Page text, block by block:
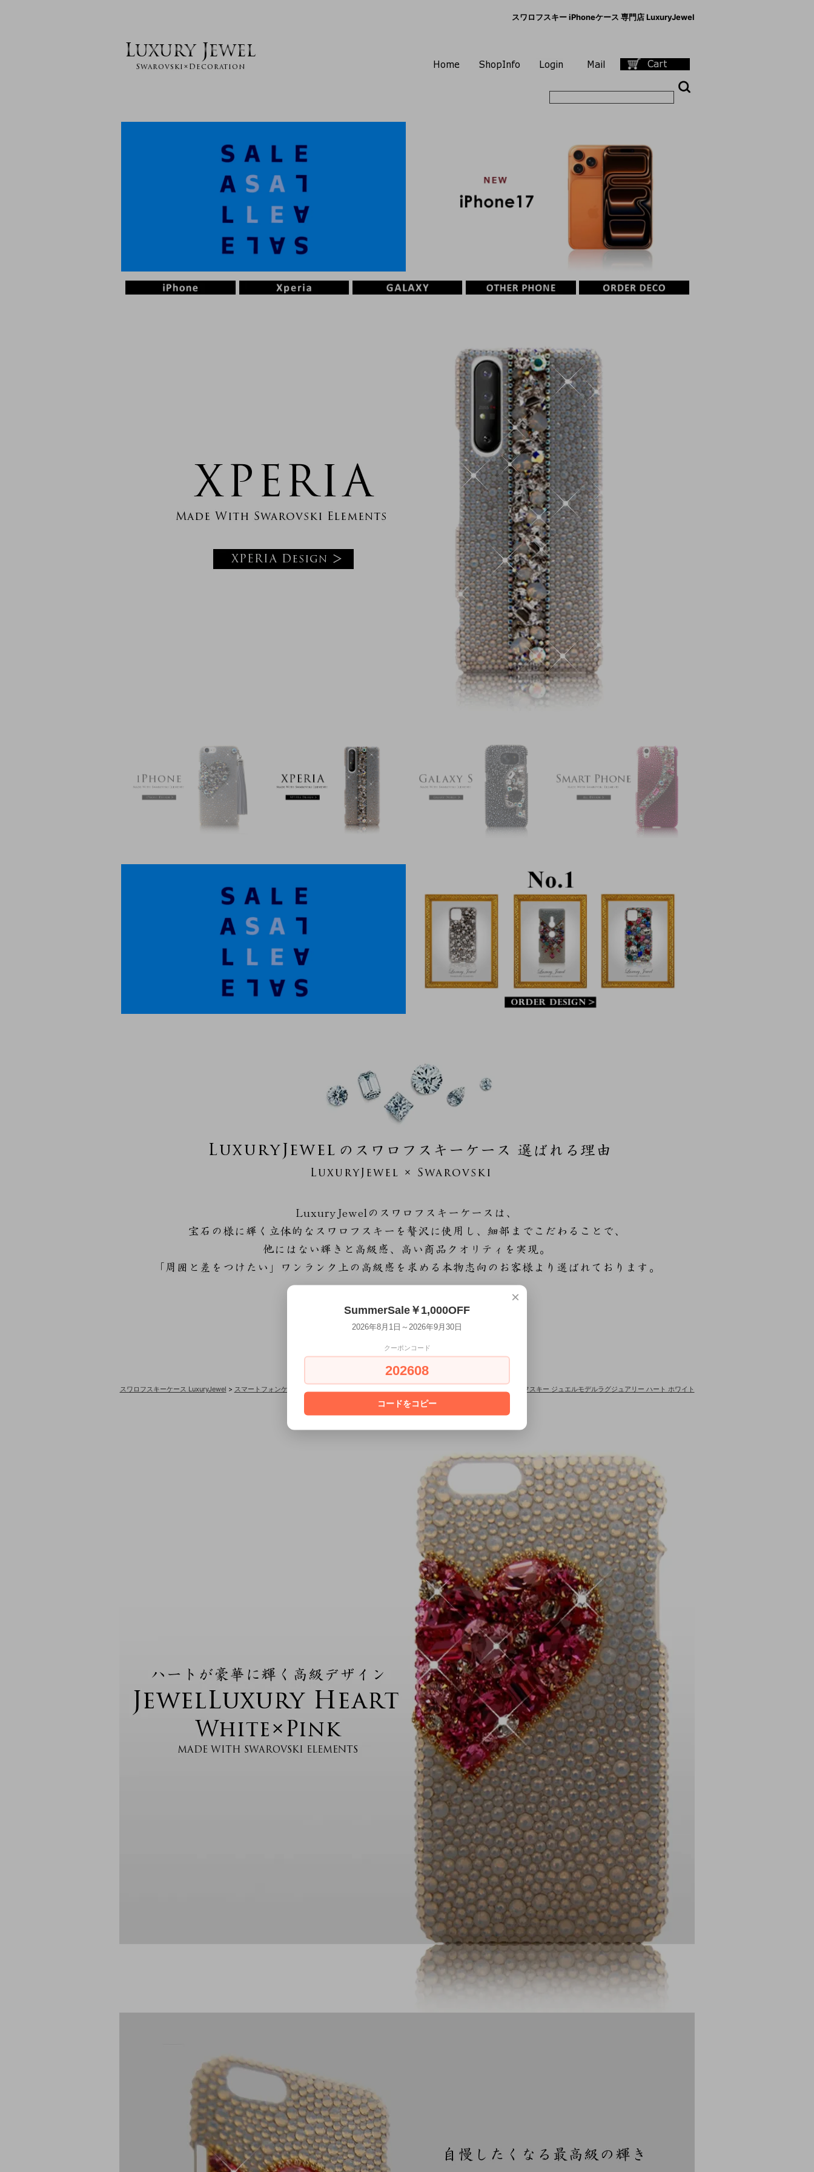
スワロフスキー iPhoneケース 専門店 LuxuryJewel
スワロフスキーケース LuxuryJewel > スマートフォンケース×スワロフスキー
■スマートフォン全機種対応■スマートフォン×スワロフスキー ジュエルモデルラグジュアリー ハート ホワイト
×ピンク
×
SummerSale￥1,000OFF
2026年8月1日～2026年9月30日
クーポンコード
202608
コードをコピー